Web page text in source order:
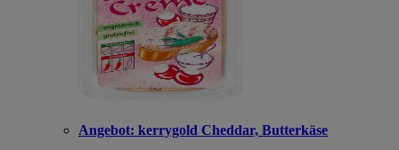
Angebot: kerrygold Cheddar, Butterkäse